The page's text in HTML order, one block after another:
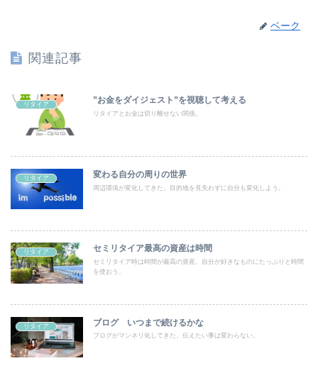
ベーク
関連記事
リタイア ”お金をダイジェスト”を視聴して考える
リタイアとお金は切り離せない関係。
リタイア 変わる自分の周りの世界
周辺環境が変化してきた。目的地を見失わずに自分も変化しよう。
リタイア セミリタイア最高の資産は時間
セミリタイア時は時間が最高の資産。自分が好きなものにたっぷりと時間
を使おう。
リタイア ブログ いつまで続けるかな
ブログがマンネリ化してきた。伝えたい事は変わらない。